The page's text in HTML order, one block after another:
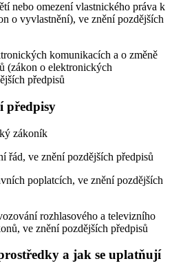
nebo omezení vlastnického práva k
o vyvlastnění), ve znění pozdějších
komunikacích a o změně
(zákon o elektronických
předpisů
předpisy
zákoník
řád, ve znění pozdějších předpisů
poplatcích, ve znění pozdějších
rozhlasového a televizního
ve znění pozdějších předpisů
a jak se uplatňují